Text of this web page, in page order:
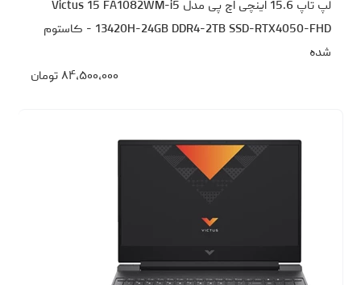
لپ تاپ 15.6 اینچی اچ‌ پی مدل Victus 15 FA1082WM-i5
13420H-24GB DDR4-2TB SSD-RTX4050-FHD - کاستوم
شده
۸۴،۵۰۰،۰۰۰ تومان